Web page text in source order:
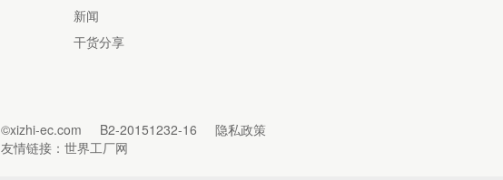
新闻
干货分享
©xizhi-ec.com B2-20151232-16
隐私政策
友情链接： 世界工厂网